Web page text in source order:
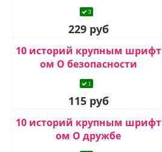
3
229 руб
10 историй крупным шрифт
ом О безопасности
1
115 руб
10 историй крупным шрифт
ом О дружбе